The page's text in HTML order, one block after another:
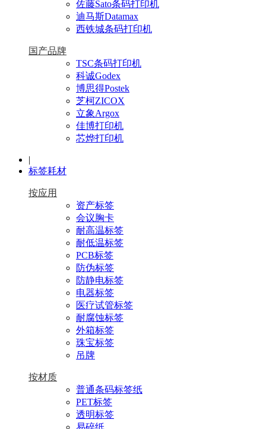
佐藤Sato条码打印机
迪马斯Datamax
西铁城条码打印机
国产品牌
TSC条码打印机
科诚Godex
博思得Postek
芝柯ZICOX
立象Argox
佳博打印机
芯烨打印机
|
标签耗材
按应用
资产标签
会议胸卡
耐高温标签
耐低温标签
PCB标签
防伪标签
防静电标签
电器标签
医疗试管标签
耐腐蚀标签
外箱标签
珠宝标签
吊牌
按材质
普通条码标签纸
PET标签
透明标签
易碎纸